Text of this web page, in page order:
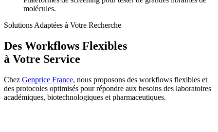
molécules.
Solutions Adaptées à Votre Recherche
Des Workflows Flexibles
à Votre Service
Chez Genprice France, nous proposons des workflows flexibles et
des protocoles optimisés pour répondre aux besoins des laboratoires
académiques, biotechnologiques et pharmaceutiques.